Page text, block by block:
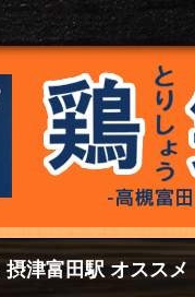
津富田駅 オスス